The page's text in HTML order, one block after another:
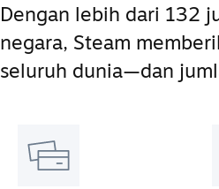
Dengan lebih dari 132
negara, Steam
seluruh dunia—dan